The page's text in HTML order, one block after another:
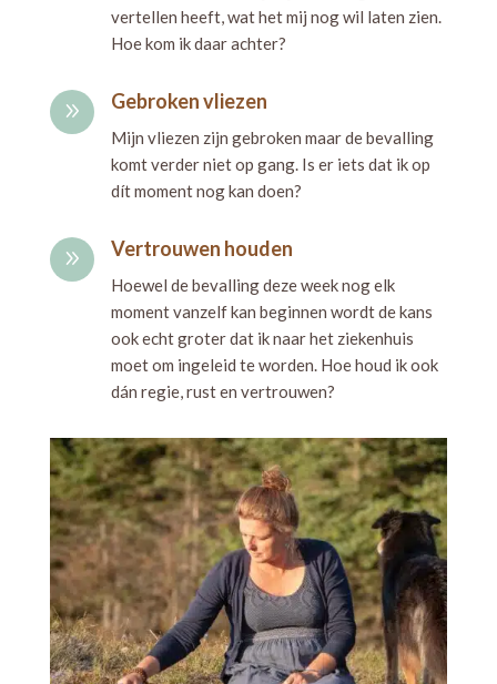
vertellen heeft, wat het mij nog wil laten zien.
Hoe kom ik daar achter?
9 Gebroken vliezen
Mijn vliezen zijn gebroken maar de bevalling
komt verder niet op gang. Is er iets dat ik op
dít moment nog kan doen?
9 Vertrouwen houden
Hoewel de bevalling deze week nog elk
moment vanzelf kan beginnen wordt de kans
ook echt groter dat ik naar het ziekenhuis
moet om ingeleid te worden. Hoe houd ik ook
dán regie, rust en vertrouwen?